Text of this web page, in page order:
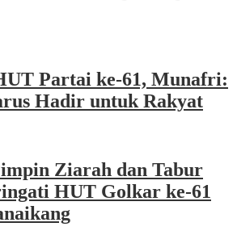
Partai ke-61, Munafri:
Hadir untuk Rakyat
Ziarah dan Tabur
HUT Golkar ke-61